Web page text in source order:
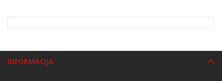
INFORMACIJA